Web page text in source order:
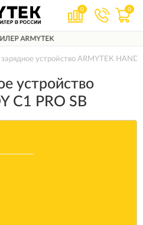
0 0
ДОСТАВИМ
устройство ARMYTEK HANDY
устройство
C1 PRO SB